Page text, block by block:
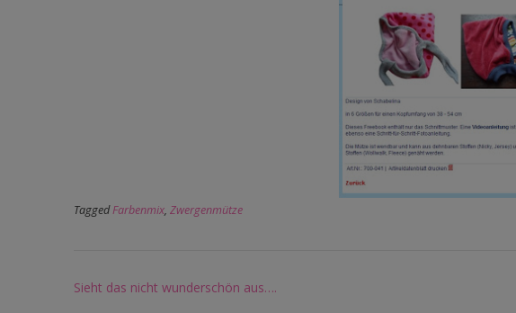
TaggedFarbenmix, Zwergenmütze
Post
Sieht das nicht wunderschön aus….